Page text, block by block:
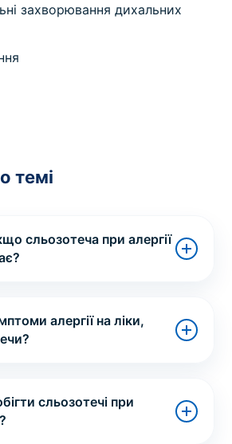
захворювання дихальних
темі
сльозотеча при алергії
алергії на ліки,
сльозотечі при